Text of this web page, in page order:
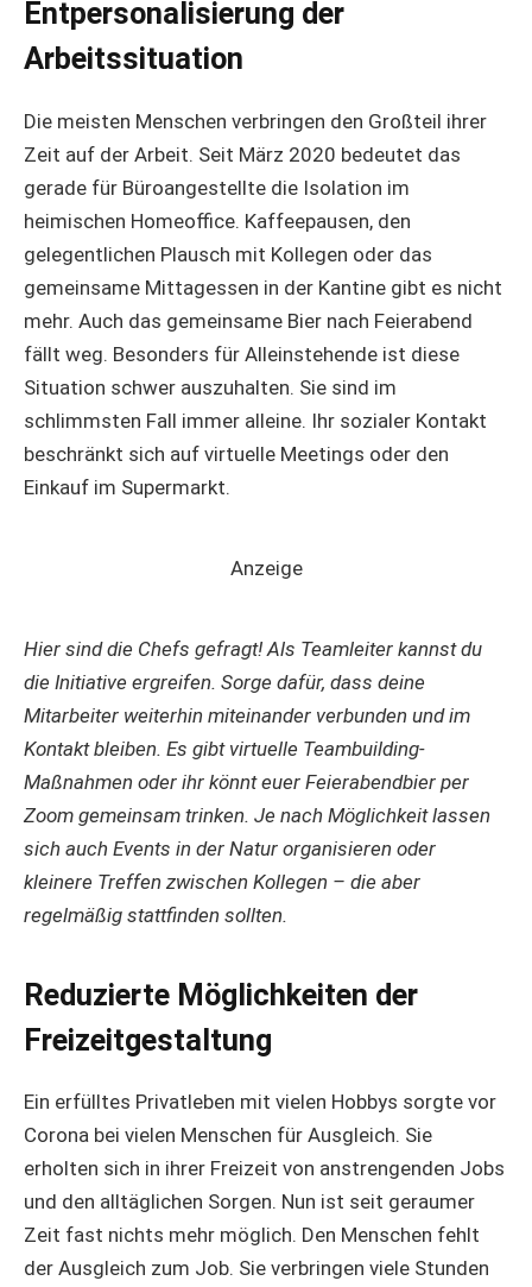
Entpersonalisierung der
Arbeitssituation
Die meisten Menschen verbringen den Großteil ihrer
Zeit auf der Arbeit. Seit März 2020 bedeutet das
gerade für Büroangestellte die Isolation im
heimischen Homeoffice. Kaffeepausen, den
gelegentlichen Plausch mit Kollegen oder das
gemeinsame Mittagessen in der Kantine gibt es nicht
mehr. Auch das gemeinsame Bier nach Feierabend
fällt weg. Besonders für Alleinstehende ist diese
Situation schwer auszuhalten. Sie sind im
schlimmsten Fall immer alleine. Ihr sozialer Kontakt
beschränkt sich auf virtuelle Meetings oder den
Einkauf im Supermarkt.
Anzeige
Hier sind die Chefs gefragt! Als Teamleiter kannst du
die Initiative ergreifen. Sorge dafür, dass deine
Mitarbeiter weiterhin miteinander verbunden und im
Kontakt bleiben. Es gibt virtuelle Teambuilding-
Maßnahmen oder ihr könnt euer Feierabendbier per
Zoom gemeinsam trinken. Je nach Möglichkeit lassen
sich auch Events in der Natur organisieren oder
kleinere Treffen zwischen Kollegen – die aber
regelmäßig stattfinden sollten.
Reduzierte Möglichkeiten der
Freizeitgestaltung
Ein erfülltes Privatleben mit vielen Hobbys sorgte vor
Corona bei vielen Menschen für Ausgleich. Sie
erholten sich in ihrer Freizeit von anstrengenden Jobs
und den alltäglichen Sorgen. Nun ist seit geraumer
Zeit fast nichts mehr möglich. Den Menschen fehlt
der Ausgleich zum Job. Sie verbringen viele Stunden